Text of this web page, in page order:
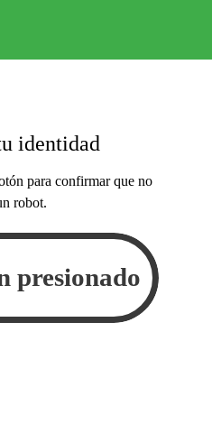
identidad
para confirmar que no
robot.